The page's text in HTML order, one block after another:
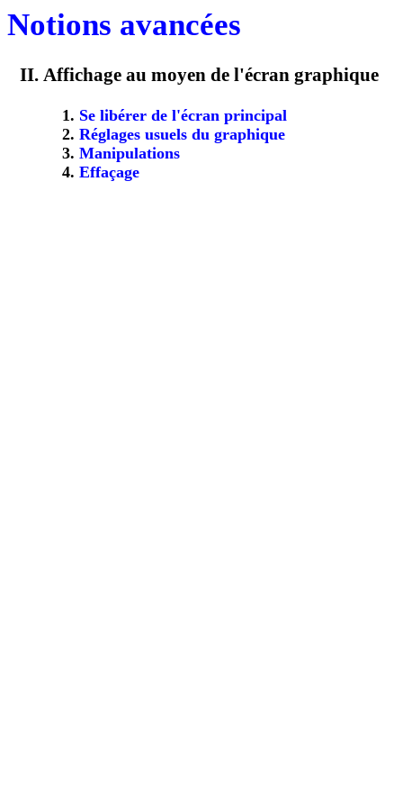
Notions avancées
Affichage au moyen de l'écran graphique
Se libérer de l'écran principal
Réglages usuels du graphique
Manipulations
Effaçage